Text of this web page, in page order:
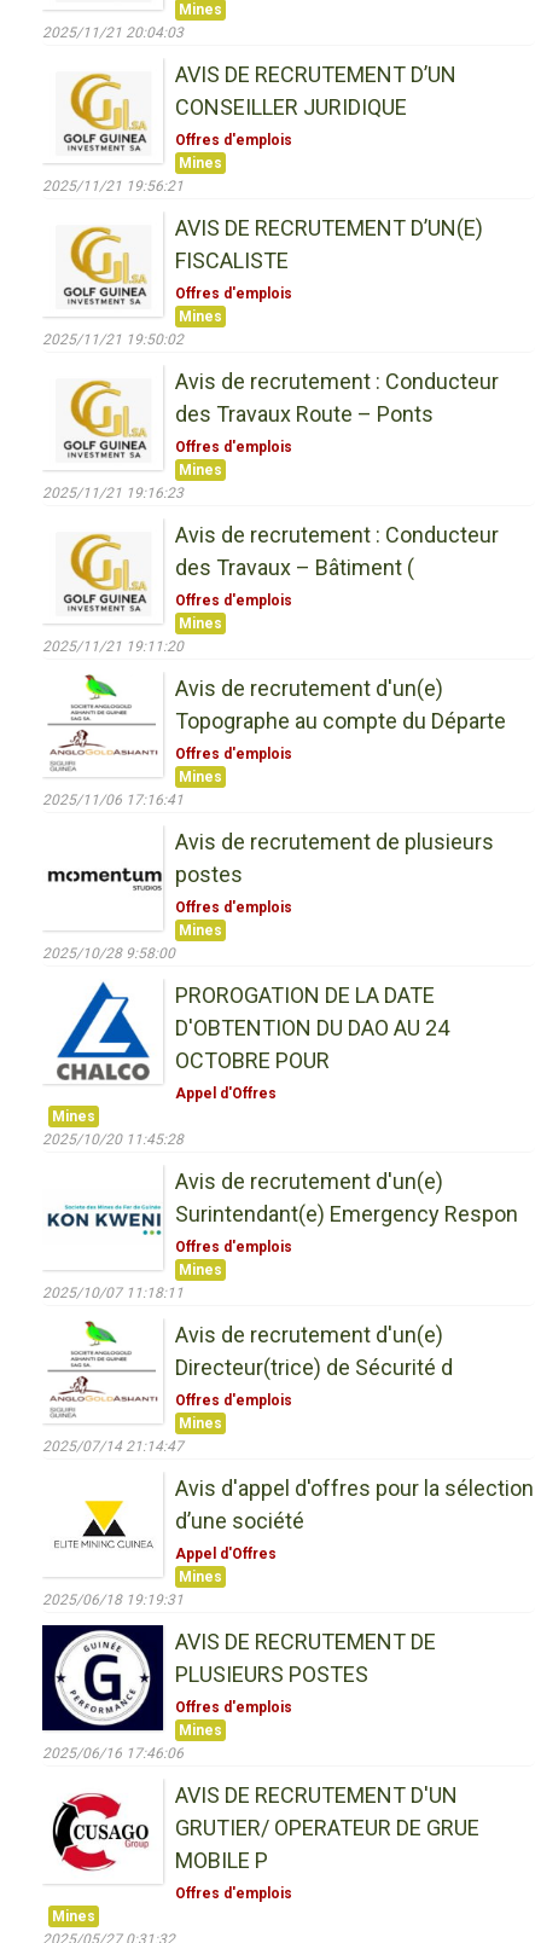
Mines
2025/11/21 20:04:03
AVIS DE RECRUTEMENT D’UN
CONSEILLER JURIDIQUE
Offres d'emplois
Mines
2025/11/21 19:56:21
AVIS DE RECRUTEMENT D’UN(E)
FISCALISTE
Offres d'emplois
Mines
2025/11/21 19:50:02
Avis de recrutement : Conducteur
des Travaux Route – Ponts
Offres d'emplois
Mines
2025/11/21 19:16:23
Avis de recrutement : Conducteur
des Travaux – Bâtiment (
Offres d'emplois
Mines
2025/11/21 19:11:20
Avis de recrutement d'un(e)
Topographe au compte du Départe
Offres d'emplois
Mines
2025/11/06 17:16:41
Avis de recrutement de plusieurs
postes
Offres d'emplois
Mines
2025/10/28 9:58:00
PROROGATION DE LA DATE
D'OBTENTION DU DAO AU 24
OCTOBRE POUR
Appel d'Offres
Mines
2025/10/20 11:45:28
Avis de recrutement d'un(e)
Surintendant(e) Emergency Respon
Offres d'emplois
Mines
2025/10/07 11:18:11
Avis de recrutement d'un(e)
Directeur(trice) de Sécurité d
Offres d'emplois
Mines
2025/07/14 21:14:47
Avis d'appel d'offres pour la sélection
d’une société
Appel d'Offres
Mines
2025/06/18 19:19:31
AVIS DE RECRUTEMENT DE
PLUSIEURS POSTES
Offres d'emplois
Mines
2025/06/16 17:46:06
AVIS DE RECRUTEMENT D'UN
GRUTIER/ OPERATEUR DE GRUE
MOBILE P
Offres d'emplois
Mines
2025/05/27 0:31:32